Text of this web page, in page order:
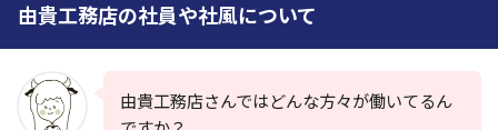
由貴工務店の社員や社風について
由貴工務店さんではどんな方々が働いてるん